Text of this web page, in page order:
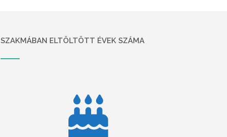
SZAKMÁBAN ELTÖLTÖTT ÉVEK SZÁMA